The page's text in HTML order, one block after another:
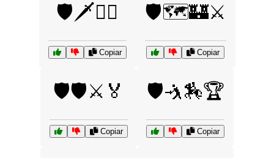
🛡️🗡️🧙‍♂️
Copiar
🛡️🗺️🏰⚔️
Copiar
🛡️🛡️⚔️🏅
Copiar
🛡️🤺🏇🏆
Copiar